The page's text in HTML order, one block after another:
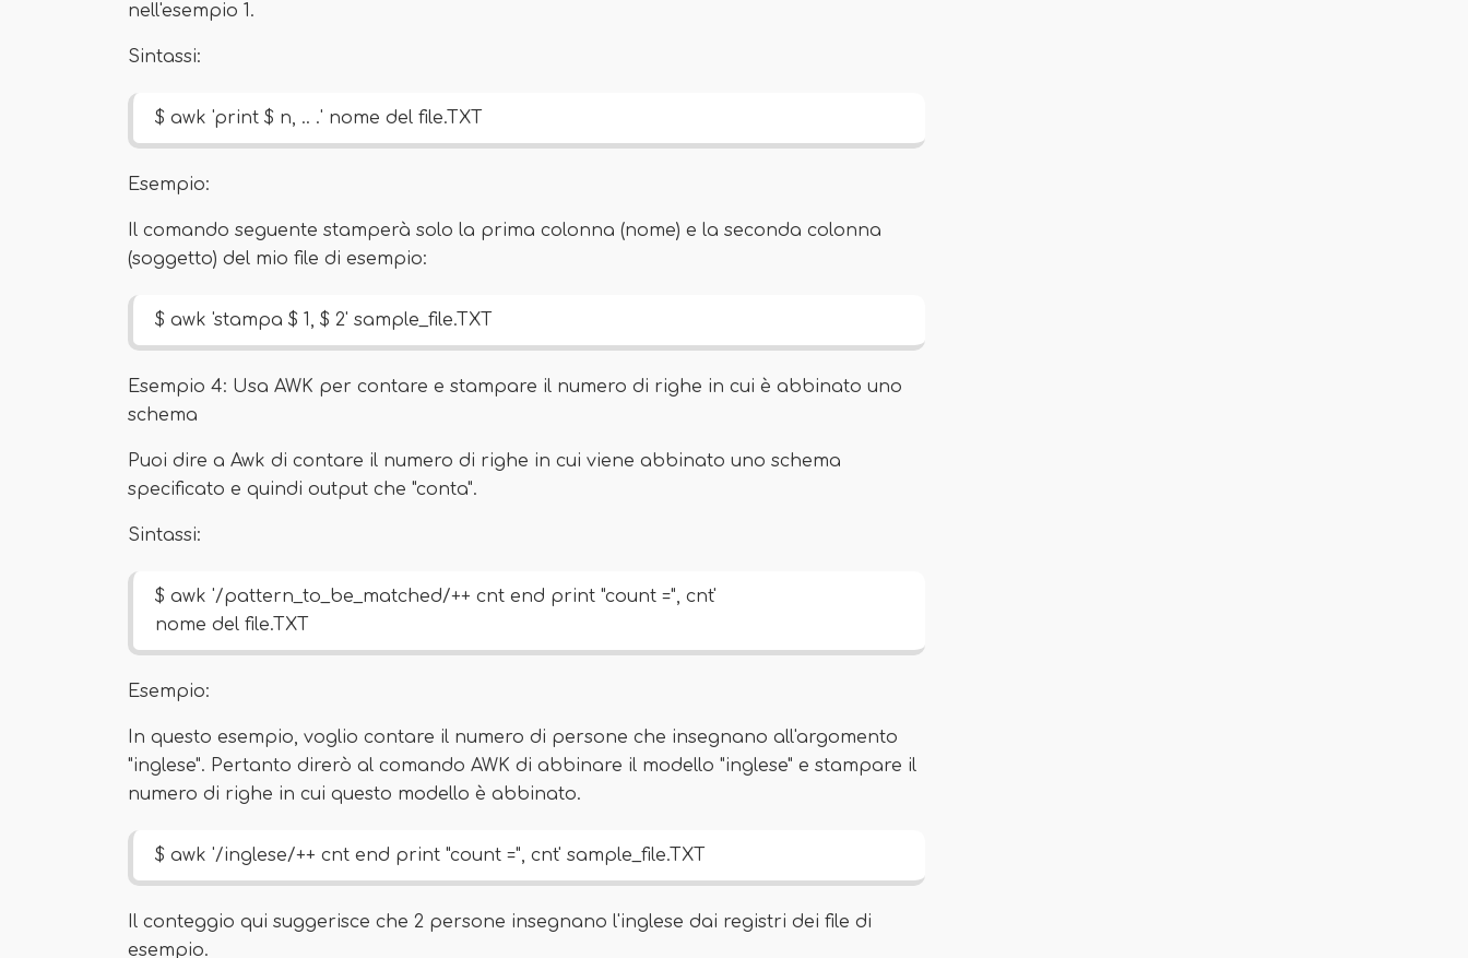
nell'esempio 1.
Sintassi:
$ awk 'print $ n, .. .' nome del file.TXT
Esempio:
Il comando seguente stamperà solo la prima colonna (nome) e la seconda colonna
(soggetto) del mio file di esempio:
$ awk 'stampa $ 1, $ 2' sample_file.TXT
Esempio 4: Usa AWK per contare e stampare il numero di righe in cui è abbinato uno
schema
Puoi dire a Awk di contare il numero di righe in cui viene abbinato uno schema
specificato e quindi output che "conta".
Sintassi:
$ awk '/pattern_to_be_matched/++ cnt end print "count =", cnt'
nome del file.TXT
Esempio:
In questo esempio, voglio contare il numero di persone che insegnano all'argomento
"inglese". Pertanto direrò al comando AWK di abbinare il modello "inglese" e stampare il
numero di righe in cui questo modello è abbinato.
$ awk '/inglese/++ cnt end print "count =", cnt' sample_file.TXT
Il conteggio qui suggerisce che 2 persone insegnano l'inglese dai registri dei file di
esempio.